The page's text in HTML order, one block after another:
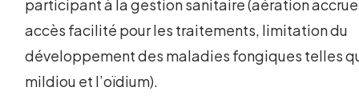
participant à la gestion sanitaire (aération
accès facilité pour les traitements, limitation du
développement des maladies fongiques telles
mildiou et l’oïdium).